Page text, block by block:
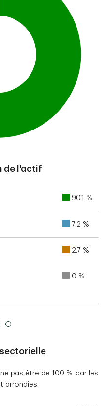
de l'actif
90.1 %
7.2 %
2.7 %
0 %
pas être de 100 %, car les
arrondies.